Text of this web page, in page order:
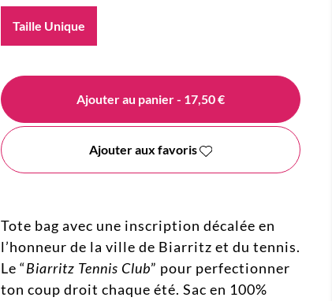
Taille Unique
Ajouter au panier- 17,50 €
Ajouter aux favoris
Tote bag avec une inscription décalée en
l’honneur de la ville de Biarritz et du tennis.
Le “Biarritz Tennis Club” pour perfectionner
ton coup droit chaque été. Sac en 100%